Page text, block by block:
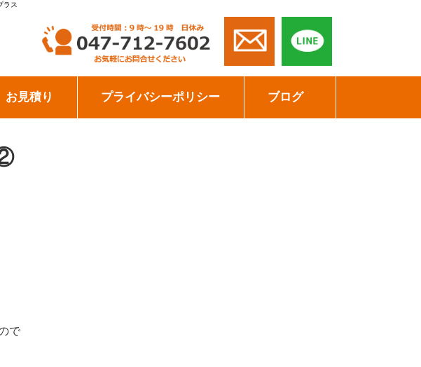
ラス
お見積り プライバシーポリシー ブログ
で